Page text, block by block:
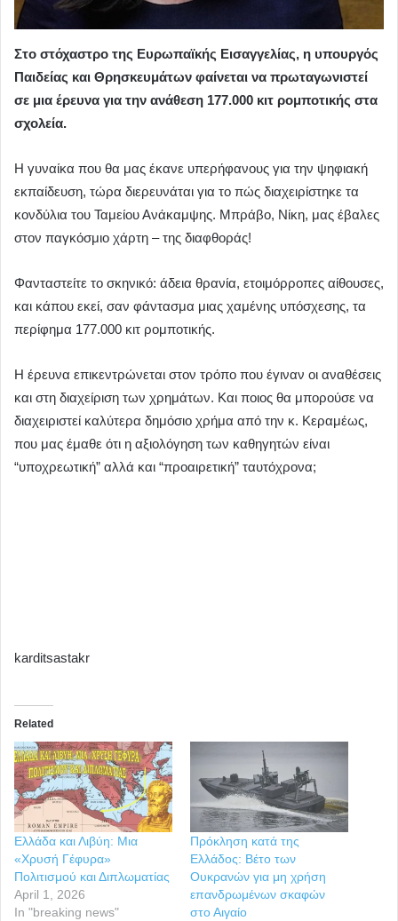
Στο στόχαστρο της Ευρωπαϊκής Εισαγγελίας, η υπουργός
Παιδείας και Θρησκευμάτων φαίνεται να πρωταγωνιστεί
σε μια έρευνα για την ανάθεση 177.000 κιτ ρομποτικής στα
σχολεία.
Η γυναίκα που θα μας έκανε υπερήφανους για την ψηφιακή
εκπαίδευση, τώρα διερευνάται για το πώς διαχειρίστηκε τα
κονδύλια του Ταμείου Ανάκαμψης. Μπράβο, Νίκη, μας έβαλες
στον παγκόσμιο χάρτη – της διαφθοράς!
Φανταστείτε το σκηνικό: άδεια θρανία, ετοιμόρροπες αίθουσες,
και κάπου εκεί, σαν φάντασμα μιας χαμένης υπόσχεσης, τα
περίφημα 177.000 κιτ ρομποτικής.
Η έρευνα επικεντρώνεται στον τρόπο που έγιναν οι αναθέσεις
και στη διαχείριση των χρημάτων. Και ποιος θα μπορούσε να
διαχειριστεί καλύτερα δημόσιο χρήμα από την κ. Κεραμέως,
που μας έμαθε ότι η αξιολόγηση των καθηγητών είναι
“υποχρεωτική” αλλά και “προαιρετική” ταυτόχρονα;
karditsastakr
Related
Ελλάδα και Λιβύη: Μια
«Χρυσή Γέφυρα»
Πολιτισμού και Διπλωματίας
April 1, 2026
In "breaking news"
Πρόκληση κατά της
Ελλάδος: Βέτο των
Ουκρανών για μη χρήση
επανδρωμένων σκαφών
στο Αιγαίο